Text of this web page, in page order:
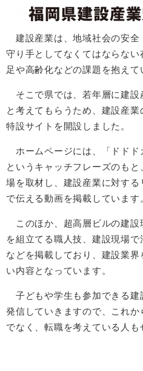
建設産業は、地域社会の安全
守り手としてなくてはならな
足や高齢化などの課題を抱えて
そこで県では、若年層に建設
と考えてもらうため、建設産
特設サイトを開設しました。
ホームページには、「ドドド
というキャッチフレーズのも
場を取材し、建設産業に対す
で伝える動画を掲載しています
このほか、超高層ビルの建設
を組立てる職人技、建設現場
などを掲載しており、建設業
い内容となっています。
子どもや学生も参加できる建
発信していきますので、これ
でなく、転職を考えている人も